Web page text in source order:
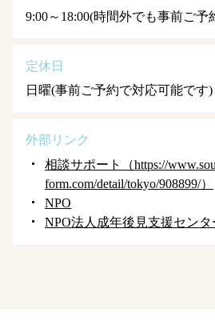
9:00～18:00(時間外でも事前ご
定休日
日曜(事前ご予約で対応可能です)
外部リンク
相談サポート（https://
form.com/detail/tokyo/908899/）
NPO
NPO法人成年後見支援センタ